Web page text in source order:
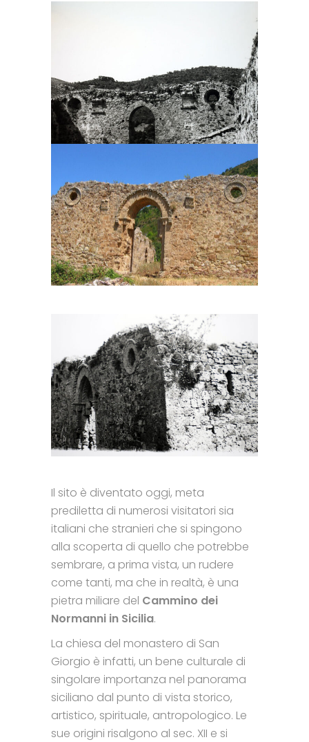
Il sito è diventato oggi, meta
prediletta di numerosi visitatori sia
italiani che stranieri che si spingono
alla scoperta di quello che potrebbe
sembrare, a prima vista, un rudere
come tanti, ma che in realtà, è una
pietra miliare del Cammino dei
Normanni in Sicilia.
La chiesa del monastero di San
Giorgio è infatti, un bene culturale di
singolare importanza nel panorama
siciliano dal punto di vista storico,
artistico, spirituale, antropologico. Le
sue origini risalgono al sec. XII e si